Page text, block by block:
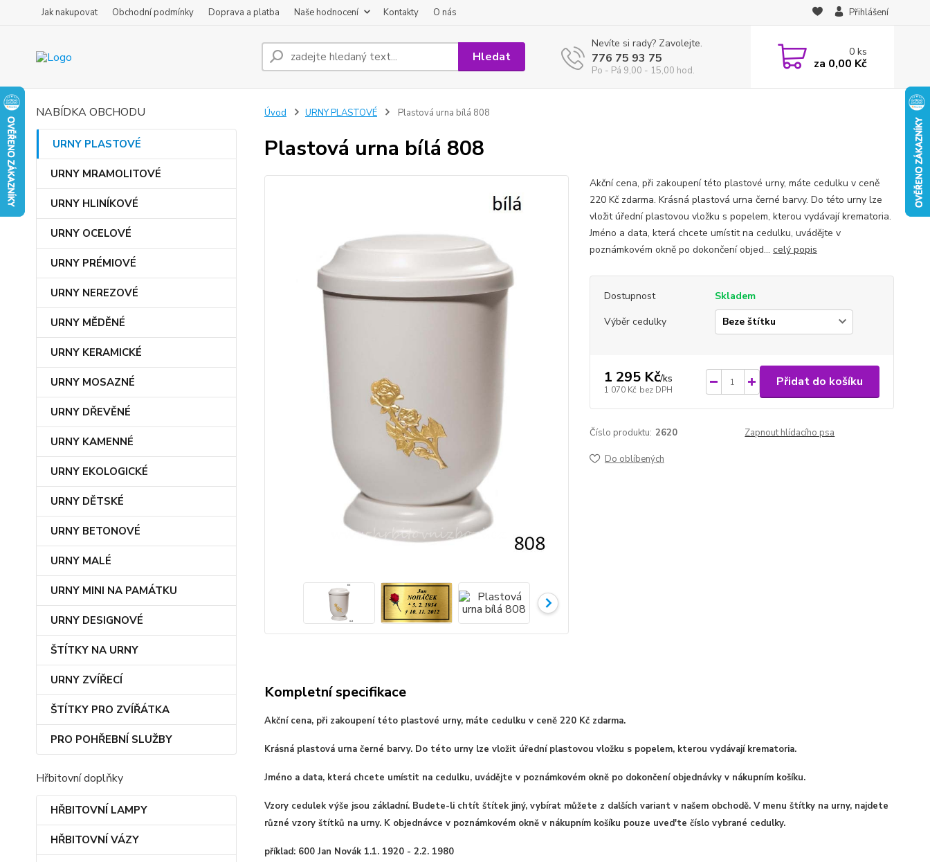
Jak nakupovat Obchodní podmínky Doprava a platba Naše hodnocení Kontakty O nás Přihlášení
Hledat
Nevíte si rady? Zavolejte.
776 75 93 75
Po - Pá 9,00 - 15,00 hod.
0ks
za 0,00 Kč
NABÍDKA OBCHODU
URNY PLASTOVÉ
URNY MRAMOLITOVÉ
URNY HLINÍKOVÉ
URNY OCELOVÉ
URNY PRÉMIOVÉ
URNY NEREZOVÉ
URNY MĚDĚNÉ
URNY KERAMICKÉ
URNY MOSAZNÉ
URNY DŘEVĚNÉ
URNY KAMENNÉ
URNY EKOLOGICKÉ
URNY DĚTSKÉ
URNY BETONOVÉ
URNY MALÉ
URNY MINI NA PAMÁTKU
URNY DESIGNOVÉ
ŠTÍTKY NA URNY
URNY ZVÍŘECÍ
ŠTÍTKY PRO ZVÍŘÁTKA
PRO POHŘEBNÍ SLUŽBY
Hřbitovní doplňky
HŘBITOVNÍ LAMPY
HŘBITOVNÍ VÁZY
Úvod URNY PLASTOVÉ Plastová urna bílá 808
Plastová urna bílá 808
Akční cena, při zakoupení této plastové urny, máte cedulku v ceně
220 Kč zdarma. Krásná plastová urna černé barvy. Do této urny lze
vložit úřední plastovou vložku s popelem, kterou vydávají krematoria.
Jméno a data, která chcete umístit na cedulku, uvádějte v
poznámkovém okně po dokončení objed... celý popis
Dostupnost
Skladem
Výběr cedulky
1 295 Kč/ks
1 070 Kč bez DPH
Přidat do košíku
Číslo produktu: 2620 Zapnout hlídacího psa
Do oblíbených
Kompletní specifikace
Akční cena, při zakoupení této plastové urny, máte cedulku v ceně 220 Kč zdarma.
Krásná plastová urna černé barvy. Do této urny lze vložit úřední plastovou vložku s popelem, kterou vydávají krematoria.
Jméno a data, která chcete umístit na cedulku, uvádějte v poznámkovém okně po dokončení objednávky v nákupním košíku.
Vzory cedulek výše jsou základní. Budete-li chtít štítek jiný, vybírat můžete z dalších variant v našem obchodě. V menu štítky na urny, najdete
různé vzory štítků na urny. K objednávce v poznámkovém okně v nákupním košíku pouze uved'te číslo vybrané cedulky.
příklad: 600 Jan Novák 1.1. 1920 - 2.2. 1980